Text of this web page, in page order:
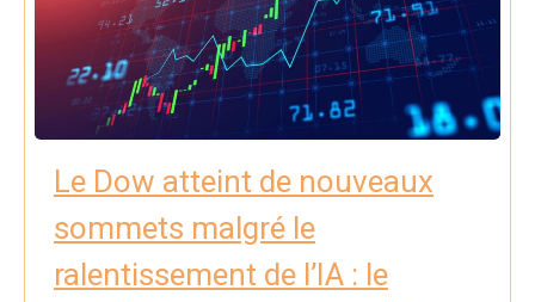
Le Dow atteint de nouveaux
sommets malgré le
ralentissement de l’IA : le